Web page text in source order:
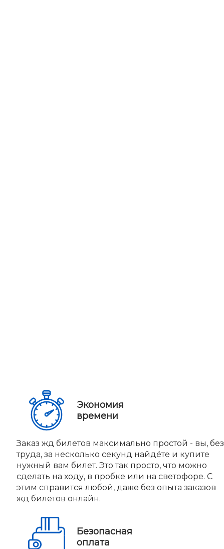
Экономия
времени
Заказ жд билетов максимально простой - вы, без
труда, за несколько секунд найдёте и купите
нужный вам билет. Это так просто, что можно
сделать на ходу, в пробке или на светофоре. С
этим справится любой, даже без опыта заказов
жд билетов онлайн.
Безопасная
оплата